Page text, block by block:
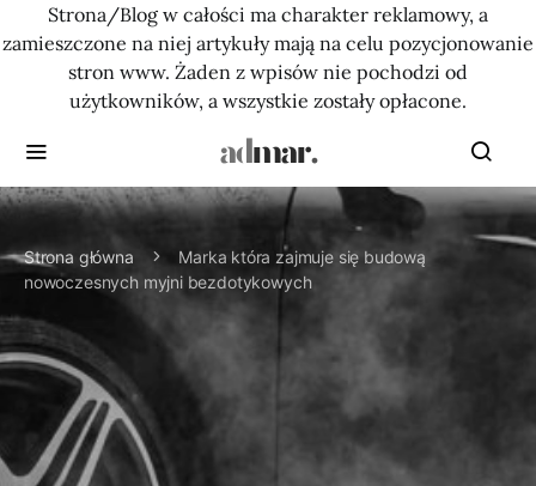
Strona/Blog w całości ma charakter reklamowy, a
zamieszczone na niej artykuły mają na celu pozycjonowanie
stron www. Żaden z wpisów nie pochodzi od
użytkowników, a wszystkie zostały opłacone.
Strona główna
Marka która zajmuje się budową
nowoczesnych myjni bezdotykowych